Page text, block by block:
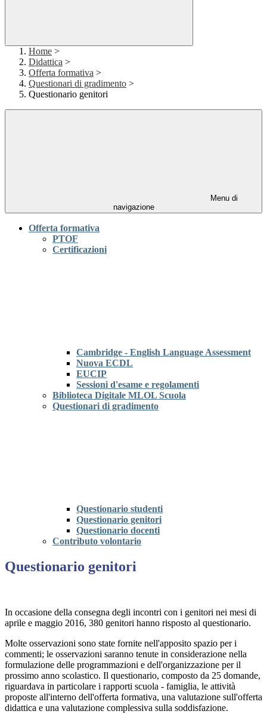
Home >
Didattica >
Offerta formativa >
Questionari di gradimento >
Questionario genitori
Menu di
navigazione
Offerta formativa
PTOF
Certificazioni
Cambridge - English Language Assessment
Nuova ECDL
EUCIP
Sessioni d'esame e regolamenti
Biblioteca Digitale MLOL Scuola
Questionari di gradimento
Questionario studenti
Questionario genitori
Questionario docenti
Contributo volontario
Questionario genitori
In occasione della consegna degli incontri con i genitori nei mesi di
aprile e maggio 2016, 380 genitori hanno risposto al questionario.
Molte osservazioni sono state fornite nell'apposito spazio per i
commenti; le osservazioni saranno tenute in considerazione nella
formulazione delle programmazioni e dell'organizzazione per il
prossimo anno scolastico. Il questionario, composto da 25 domande,
riguardava in particolare i rapporti scuola - famiglia, le attività
proposte all'interno dell'offerta formativa, una valutazione sull'offerta
didattica e una valutazione complessiva sulla soddisfazione.